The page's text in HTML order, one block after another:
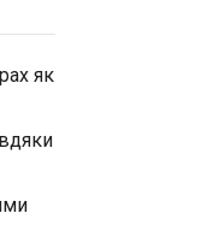
як